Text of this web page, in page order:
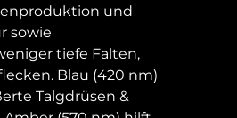
und
sowie
tiefe Falten,
Blau (420 nm)
Talgdrüsen &